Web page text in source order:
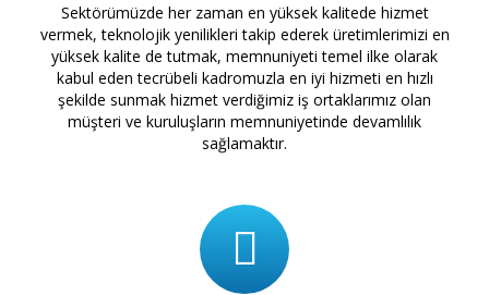
Sektörümüzde her zaman en yüksek kalitede hizmet
vermek, teknolojik yenilikleri takip ederek üretimlerimizi en
yüksek kalite de tutmak, memnuniyeti temel ilke olarak
kabul eden tecrübeli kadromuzla en iyi hizmeti en hızlı
şekilde sunmak hizmet verdiğimiz iş ortaklarımız olan
müşteri ve kuruluşların memnuniyetinde devamlılık
sağlamaktır.